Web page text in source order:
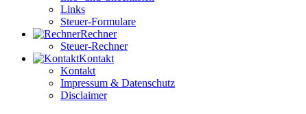
Links
Steuer-Formulare
Rechner
Steuer-Rechner
Kontakt
Kontakt
Impressum & Datenschutz
Disclaimer